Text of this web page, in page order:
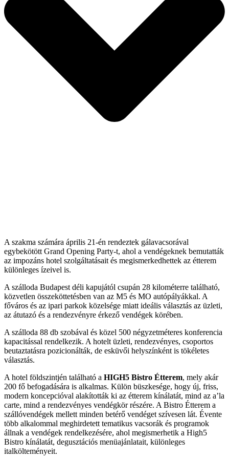
A szakma számára április 21-én rendeztek gálavacsorával
egybekötött Grand Opening Party-t, ahol a vendégeknek bemutatták
az impozáns hotel szolgáltatásait és megismerkedhettek az étterem
különleges ízeivel is.
A szálloda Budapest déli kapujától csupán 28 kilométerre található,
közvetlen összeköttetésben van az M5 és MO autópályákkal. A
főváros és az ipari parkok közelsége miatt ideális választás az üzleti,
az átutazó és a rendezvényre érkező vendégek körében.
A szálloda 88 db szobával és közel 500 négyzetméteres konferencia
kapacitással rendelkezik. A hotelt üzleti, rendezvényes, csoportos
beutaztatásra pozicionálták, de esküvői helyszínként is tökéletes
választás.
A hotel földszintjén található a HIGH5 Bistro Étterem, mely akár
200 fő befogadására is alkalmas. Külön büszkesége, hogy új, friss,
modern koncepcióval alakították ki az étterem kínálatát, mind az a’la
carte, mind a rendezvényes vendégkör részére. A Bistro Étterem a
szállóvendégek mellett minden betérő vendéget szívesen lát. Évente
több alkalommal meghirdetett tematikus vacsorák és programok
állnak a vendégek rendelkezésére, ahol megismerhetik a High5
Bistro kínálatát, degusztációs menüajánlatait, különleges
italkölteményeit.